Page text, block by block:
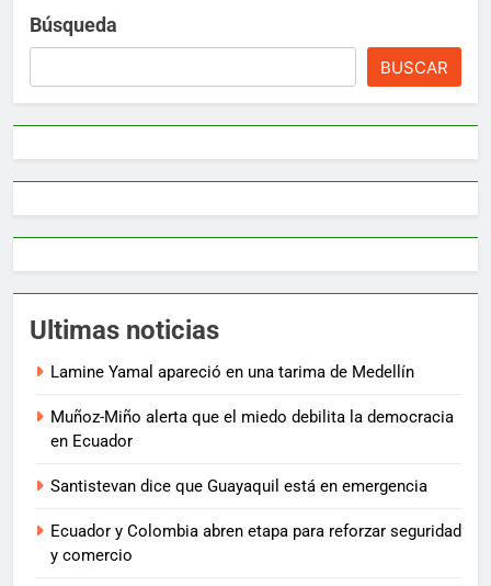
Búsqueda
BUSCAR
Ultimas noticias
Lamine Yamal apareció en una tarima de Medellín
Muñoz-Miño alerta que el miedo debilita la democracia
en Ecuador
Santistevan dice que Guayaquil está en emergencia
Ecuador y Colombia abren etapa para reforzar seguridad
y comercio